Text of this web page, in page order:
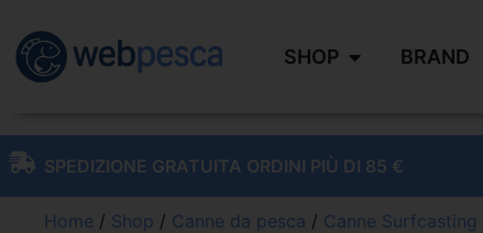
SHOP BRAND
SPEDIZIONE GRATUITA ORDINI PIÙ DI 85 €
Home / Shop / Canne da pesca / Canne Surfcasting